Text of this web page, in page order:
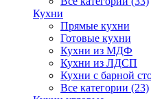
Кухни
Прямые кухни
Готовые кухни
Кухни из МДФ
Кухни из ЛДСП
Кухни с барной
Все категории (23)